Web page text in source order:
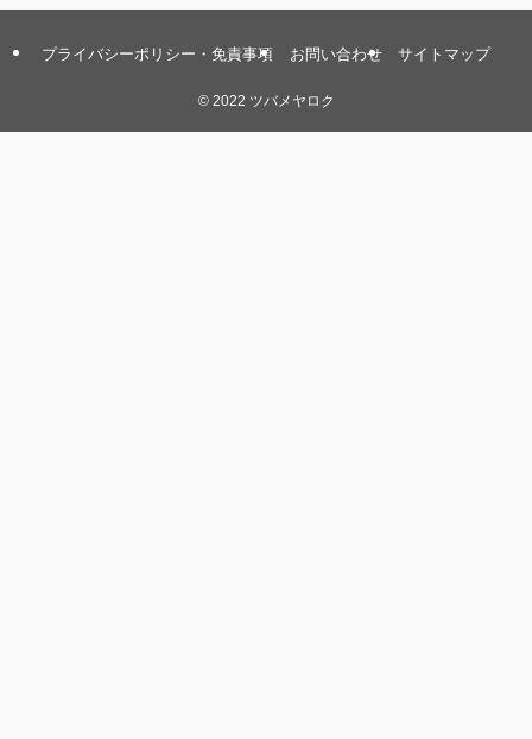
プライバシーポリシー・免責事項 お問い合わせ サイトマップ
©2022 ツバメヤロク